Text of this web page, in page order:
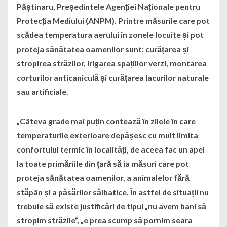
Păștinaru, Președintele Agenției Naționale pentru
Protecția Mediului (ANPM). Printre măsurile care pot
scădea temperatura aerului în zonele locuite și pot
proteja sănătatea oamenilor sunt: curățarea și
stropirea străzilor, irigarea spațiilor verzi, montarea
corturilor anticaniculă și curățarea lacurilor naturale
sau artificiale.
„Câteva grade mai puțin contează în zilele în care
temperaturile exterioare depășesc cu mult limita
confortului termic în localități, de aceea fac un apel
la toate primăriile din țară să ia măsuri care pot
proteja sănătatea oamenilor, a animalelor fără
stăpân și a păsărilor sălbatice. În astfel de situații nu
trebuie să existe justificări de tipul „nu avem bani să
stropim străzile”, „e prea scump să pornim seara